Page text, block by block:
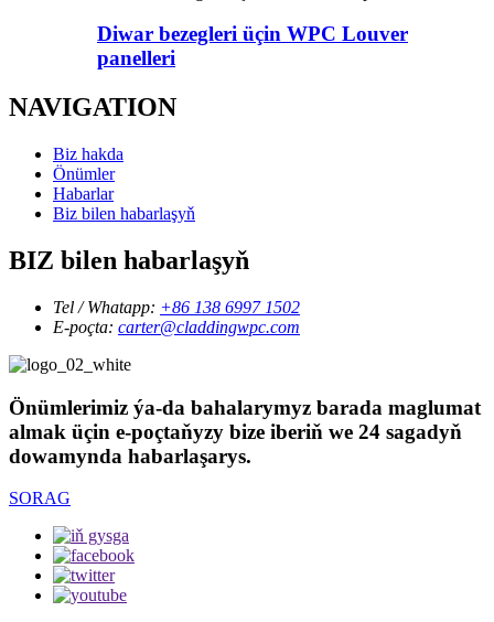
Diwar bezegleri üçin WPC Louver
panelleri
NAVIGATION
Biz hakda
Önümler
Habarlar
Biz bilen habarlaşyň
BIZ bilen habarlaşyň
Tel / Whatapp: +86 138 6997 1502
E-poçta: carter@claddingwpc.com
Önümlerimiz ýa-da bahalarymyz barada maglumat
almak üçin e-poçtaňyzy bize iberiň we 24 sagadyň
dowamynda habarlaşarys.
SORAG